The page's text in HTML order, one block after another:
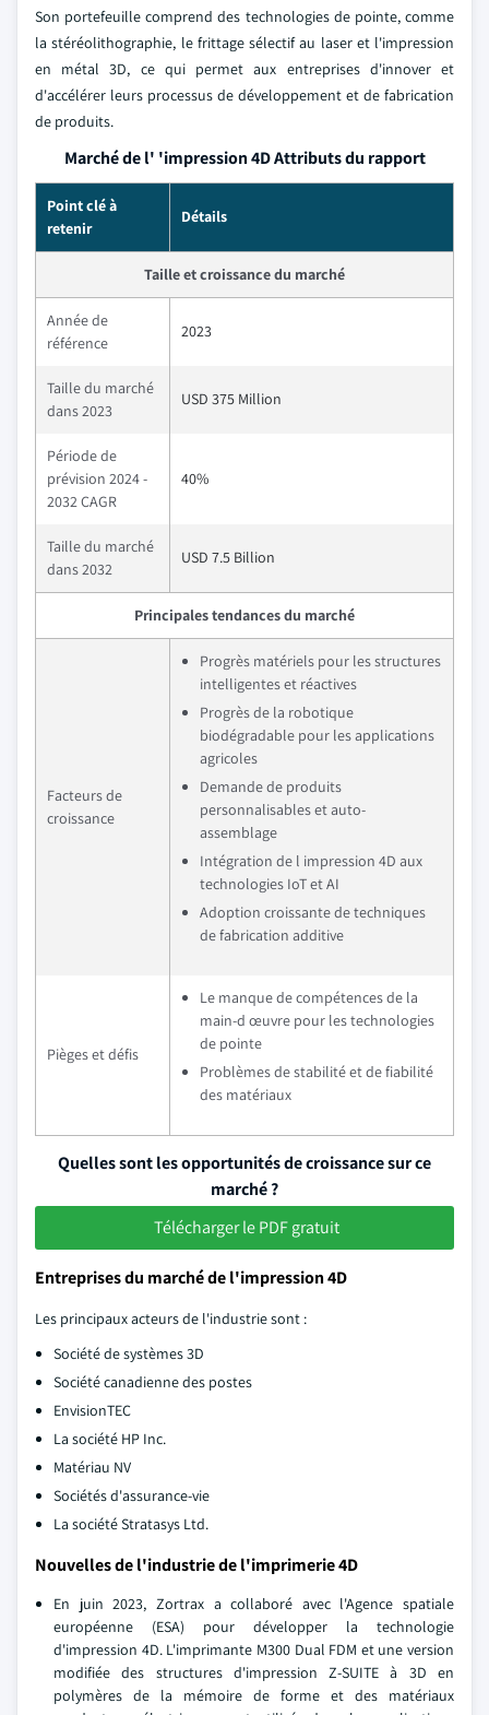
Son portefeuille comprend des technologies de pointe, comme
la stéréolithographie, le frittage sélectif au laser et l'impression
en métal 3D, ce qui permet aux entreprises d'innover et
d'accélérer leurs processus de développement et de fabrication
de produits.
Marché de l' 'impression 4D Attributs du rapport
Point clé à
retenir
Détails
Taille et croissance du marché
Année de
référence
2023
Taille du marché
dans 2023
USD 375 Million
Période de
prévision 2024 -
2032 CAGR
40%
Taille du marché
dans 2032
USD 7.5 Billion
Principales tendances du marché
Facteurs de
croissance
Progrès matériels pour les structures
intelligentes et réactives
Progrès de la robotique
biodégradable pour les applications
agricoles
Demande de produits
personnalisables et auto-
assemblage
Intégration de l impression 4D aux
technologies IoT et AI
Adoption croissante de techniques
de fabrication additive
Pièges et défis
Le manque de compétences de la
main-d œuvre pour les technologies
de pointe
Problèmes de stabilité et de fiabilité
des matériaux
Quelles sont les opportunités de croissance sur ce
marché ?
Télécharger le PDF gratuit
Entreprises du marché de l'impression 4D
Les principaux acteurs de l'industrie sont :
Société de systèmes 3D
Société canadienne des postes
EnvisionTEC
La société HP Inc.
Matériau NV
Sociétés d'assurance-vie
La société Stratasys Ltd.
Nouvelles de l'industrie de l'imprimerie 4D
En juin 2023, Zortrax a collaboré avec l'Agence spatiale
européenne (ESA) pour développer la technologie
d'impression 4D. L'imprimante M300 Dual FDM et une version
modifiée des structures d'impression Z-SUITE à 3D en
polymères de la mémoire de forme et des matériaux